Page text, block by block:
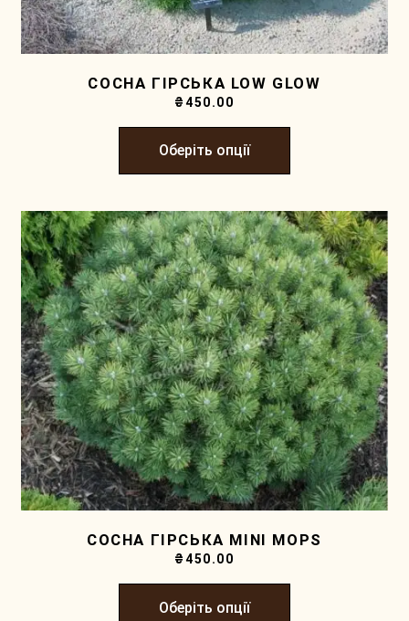
СОСНА ГІРСЬКА LOW GLOW
₴450.00
Оберіть опції
СОСНА ГІРСЬКА MINI MOPS
₴450.00
Оберіть опції